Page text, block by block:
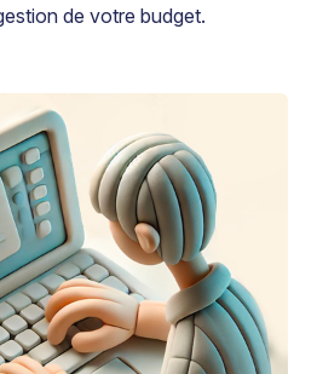
de votre budget.